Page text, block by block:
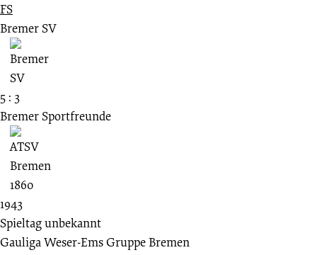
FS
Bremer SV
5 : 3
Bremer Sportfreunde
1943
Spieltag unbekannt
Gauliga Weser-Ems Gruppe Bremen